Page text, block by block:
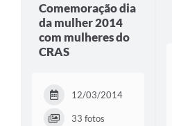
Comemoração dia
da mulher 2014
com mulheres do
CRAS
12/03/2014
33 fotos